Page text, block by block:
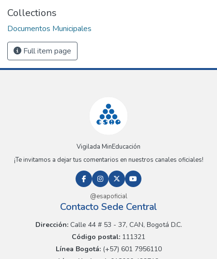
Collections
Documentos Municipales
Full item page
Vigilada MinEducación
¡Te invitamos a dejar tus comentarios en nuestros canales oficiales!
@esapoficial
Contacto Sede Central
Dirección:Calle 44 # 53 - 37, CAN, Bogotá D.C.
Código postal: 111321
Línea Bogotá:(+57) 601 7956110